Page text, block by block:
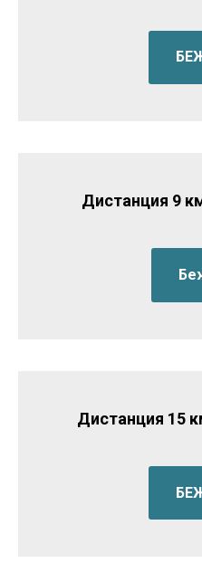
Дистанция 9
Дистанция 15